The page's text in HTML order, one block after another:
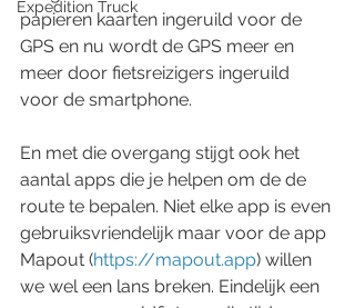
Expedition Truck
papieren kaarten ingeruild voor de
GPS en nu wordt de GPS meer en
meer door fietsreizigers ingeruild
voor de smartphone.
En met die overgang stijgt ook het
aantal apps die je helpen om de de
route te bepalen. Niet elke app is even
gebruiksvriendelijk maar voor de app
Mapout (https://mapout.app) willen
we wel een lans breken. Eindelijk een